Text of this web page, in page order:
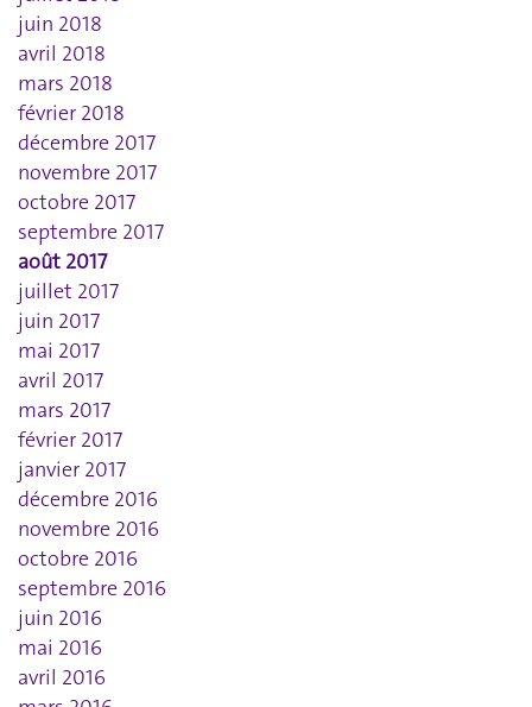
juin 2018
avril 2018
mars 2018
février 2018
décembre 2017
novembre 2017
octobre 2017
septembre 2017
août 2017
juillet 2017
juin 2017
mai 2017
avril 2017
mars 2017
février 2017
janvier 2017
décembre 2016
novembre 2016
octobre 2016
septembre 2016
juin 2016
mai 2016
avril 2016